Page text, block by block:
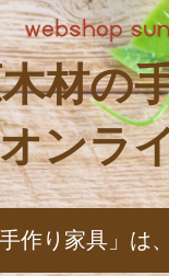
材の
ンラ
作り家具」は、